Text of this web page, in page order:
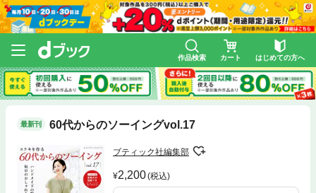
作品検索 カート はじめての方へ
最新刊 60代からのソーイングvol.17
ブティック社編集部
2,200(税込)